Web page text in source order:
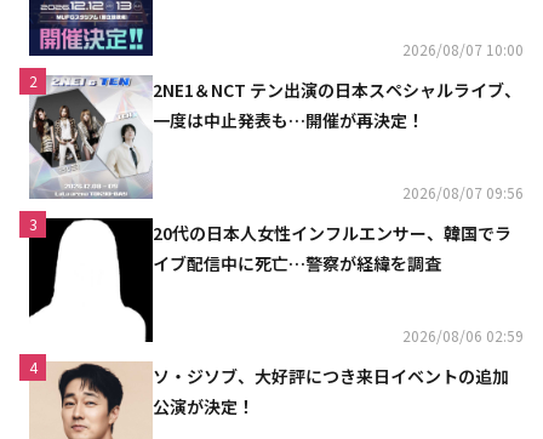
2026/08/07 10:00
2
2NE1＆NCT テン出演の日本スペシャルライブ、
一度は中止発表も…開催が再決定！
2026/08/07 09:56
3
20代の日本人女性インフルエンサー、韓国でラ
イブ配信中に死亡…警察が経緯を調査
2026/08/06 02:59
4
ソ・ジソブ、大好評につき来日イベントの追加
公演が決定！